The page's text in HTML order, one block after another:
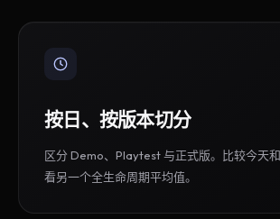
按日、按版本切分
区分 Demo、Playtest 与正式版。比较今天
看另一个全生命周期平均值。